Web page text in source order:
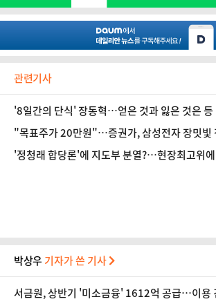
관련기사
'8일간의 단식' 장동혁…얻은 것과 잃은 것은
안 출근길 뉴스]
"목표주가 20만원"…증권가, 삼성전자 장밋빛
'정청래 합당론'에 지도부 분열?…현장최고위
박상우 기자가 쓴 기사
서금원, 상반기 '미소금융' 1612억 공급…이용